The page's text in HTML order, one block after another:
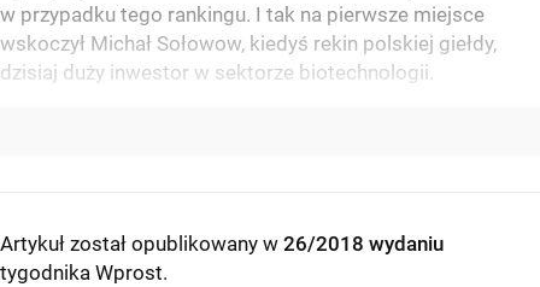
w przypadku tego rankingu. I tak na pierwsze miejsce
wskoczył Michał Sołowow, kiedyś rekin polskiej giełdy,
dzisiaj duży inwestor w sektorze biotechnologii.
Artykuł został opublikowany w 26/2018 wydaniu
tygodnika Wprost.